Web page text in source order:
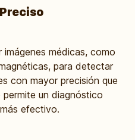
imágenes médicas, como
para detectar
con mayor precisión que
un diagnóstico
efectivo.